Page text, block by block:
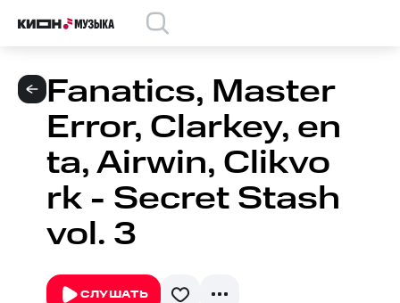
Fanatics, Master
Error, Clarkey, en
ta, Airwin, Clikvo
rk - Secret Stash
vol. 3
СЛУШАТЬ